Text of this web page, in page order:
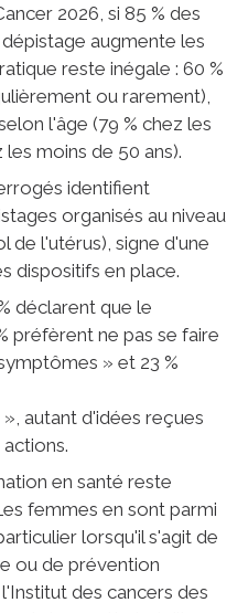
2026, si 85 % des
augmente les
reste inégale : 60 %
ou rarement),
l'âge (79 % chez les
moins de 50 ans).
identifient
organisés au niveau
de l'utérus), signe d'une
dispositifs en place.
déclarent que le
préfèrent ne pas se faire
» et 23 %
autant d'idées reçues
en santé reste
femmes en sont parmi
lorsqu'il s'agit de
ou de prévention
des cancers des